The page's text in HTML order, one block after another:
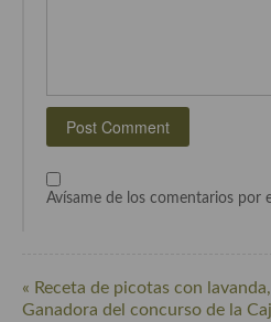
Cocina portuguesa
Cocina Turca
Avísame de los comentarios por
« Receta de picotas con
Ganadora del concurso de la